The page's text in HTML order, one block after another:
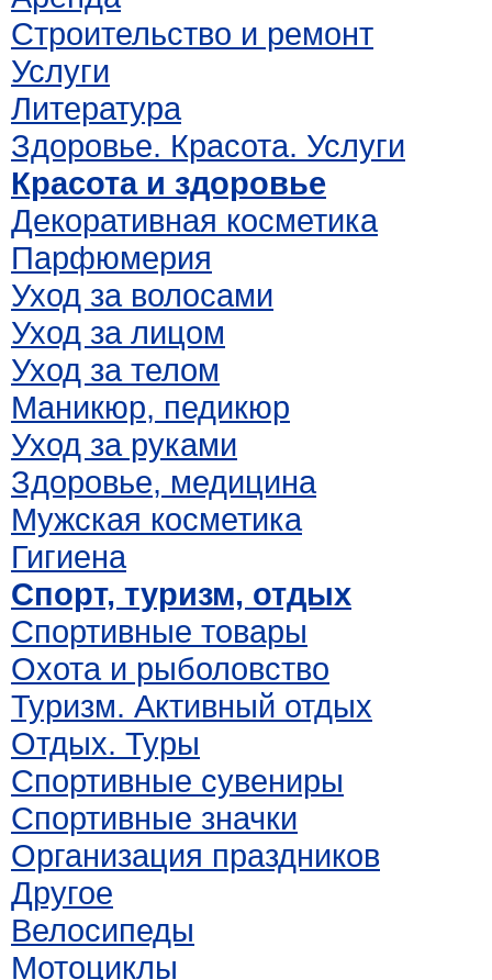
Строительство и ремонт
Услуги
Литература
Здоровье. Красота. Услуги
Красота и здоровье
Декоративная косметика
Парфюмерия
Уход за волосами
Уход за лицом
Уход за телом
Маникюр, педикюр
Уход за руками
Здоровье, медицина
Мужская косметика
Гигиена
Спорт, туризм, отдых
Спортивные товары
Охота и рыболовство
Туризм. Активный отдых
Отдых. Туры
Спортивные сувениры
Спортивные значки
Организация праздников
Другое
Велосипеды
Мотоциклы